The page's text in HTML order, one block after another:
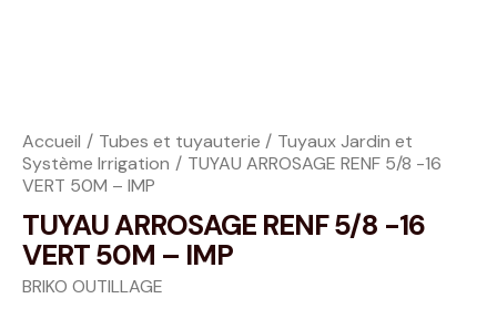
Accueil Tubes et tuyauterie
Tuyaux Jardin et
Système Irrigation
TUYAU ARROSAGE RENF 5/8 -16
VERT 50M – IMP
TUYAU ARROSAGE RENF 5/8 -16
VERT 50M – IMP
BRIKO OUTILLAGE